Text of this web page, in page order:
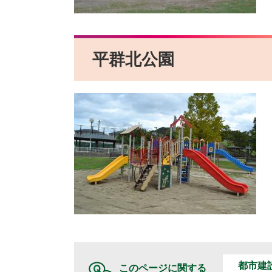
平群北公園
このページに関する 都市建